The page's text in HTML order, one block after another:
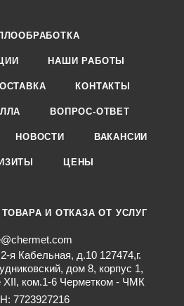
НАШИ РАБОТЫ
КОНТАКТЫ
ВОПРОС-ОТВЕТ
НОВОСТИ ВАКАНСИИ
ЦЕНЫ
И ОТКАЗА ОТ УСЛУГ
я Кабельная, д.10 127474,г.
дом 8, корпус 1,
XII, ком.1-6 Черметком - ЧМК
7723927216